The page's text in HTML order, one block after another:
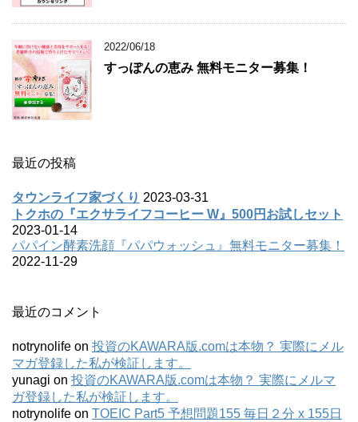
2022/06/18
すっぽんの恵み 無料モニター募集！
最近の投稿
タウンライフ家づくり 2023-03-31
トクホの『エクサライフコーヒー W』500円お試しセット
2023-01-14
パパイン酵素洗顔『パパウォッシュ』無料モニター募集！
2022-11-29
最近のコメント
notrynolife on 投資のKAWARA版.comは本物？ 実際にメル
マガ登録した私が検証します。
yunagi on 投資のKAWARA版.comは本物？ 実際にメルマ
ガ登録した私が検証します。
notrynolife on TOEIC Part5 予想問題155 毎日２分 x 155日